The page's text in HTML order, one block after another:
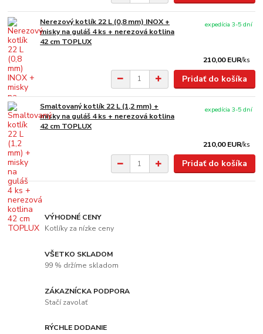
Nerezový kotlík 22 L (0,8 mm) INOX +
misky na guláš 4 ks + nerezová kotlina
42 cm TOPLUX
210,00 EUR/ks
expedícia 3-5 dní
Pridať do košíka
Smaltovaný kotlík 22 L (1,2 mm) +
misky na guláš 4 ks + nerezová kotlina
42 cm TOPLUX
210,00 EUR/ks
expedícia 3-5 dní
Pridať do košíka
VÝHODNÉ CENY
Kotlíky za nízke ceny
VŠETKO SKLADOM
99 % držíme skladom
ZÁKAZNÍCKA PODPORA
Stačí zavolať
RÝCHLE DODANIE